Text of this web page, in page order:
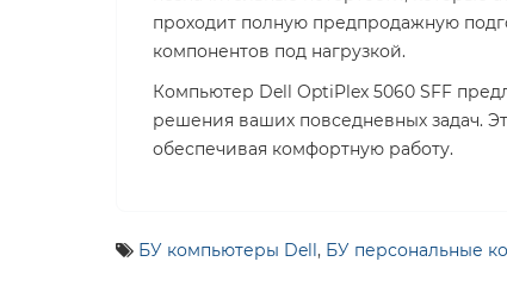
проходит полную предпродажную
компонентов под нагрузкой.
Компьютер Dell OptiPlex 5060 SFF
решения ваших повседневных задач.
обеспечивая комфортную работу.
БУ компьютеры Dell, БУ персональные